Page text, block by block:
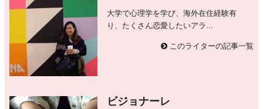
大学で心理学を学び、海外在住経験有
り、たくさん恋愛したいアラ...
このライターの記事一覧
ビジョナーレ